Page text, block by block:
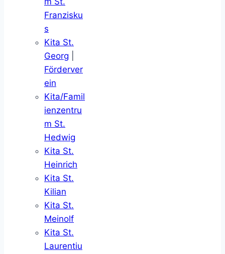
Franzisku
s
Kita St.
Georg
Förderver
ein
Kita/Famil
ienzentru
m St.
Hedwig
Kita St.
Heinrich
Kita St.
Kilian
Kita St.
Meinolf
Kita St.
Laurentiu